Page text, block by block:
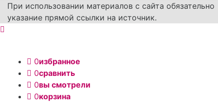
При использовании материалов с сайта обязательно
указание прямой ссылки на источник.
0избранное
0сравнить
0вы смотрели
0корзина